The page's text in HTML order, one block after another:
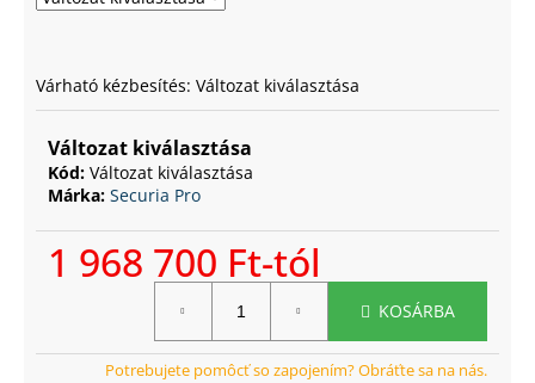
Várható kézbesítés: Változat kiválasztása
Változat kiválasztása
Kód: Változat kiválasztása
Márka: Securia Pro
1 968 700 Ft-tól
KOSÁRBA